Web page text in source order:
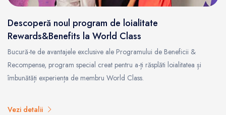
Descoperă noul program de loialitate
Rewards&Benefits la World Class
Bucură-te de avantajele exclusive ale Programului de Beneficii &
Recompense, program special creat pentru a-ți răsplăti loialitatea și
îmbunătăți experiența de membru World Class.
Vezi detalii